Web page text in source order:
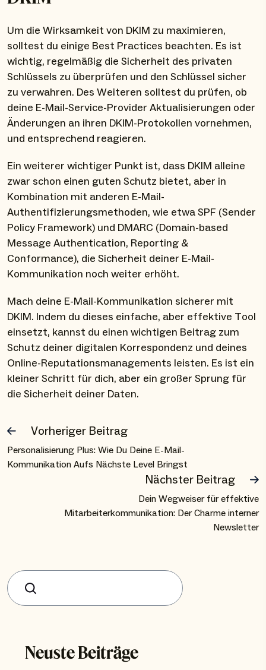
Um die Wirksamkeit von DKIM zu maximieren,
solltest du einige Best Practices beachten. Es ist
wichtig, regelmäßig die Sicherheit des privaten
Schlüssels zu überprüfen und den Schlüssel sicher
zu verwahren. Des Weiteren solltest du prüfen, ob
deine E-Mail-Service-Provider Aktualisierungen oder
Änderungen an ihren DKIM-Protokollen vornehmen,
und entsprechend reagieren.
Ein weiterer wichtiger Punkt ist, dass DKIM alleine
zwar schon einen guten Schutz bietet, aber in
Kombination mit anderen E-Mail-
Authentifizierungsmethoden, wie etwa SPF (Sender
Policy Framework) und DMARC (Domain-based
Message Authentication, Reporting &
Conformance), die Sicherheit deiner E-Mail-
Kommunikation noch weiter erhöht.
Mach deine E-Mail-Kommunikation sicherer mit
DKIM. Indem du dieses einfache, aber effektive Tool
einsetzt, kannst du einen wichtigen Beitrag zum
Schutz deiner digitalen Korrespondenz und deines
Online-Reputationsmanagements leisten. Es ist ein
kleiner Schritt für dich, aber ein großer Sprung für
die Sicherheit deiner Daten.
Vorheriger Beitrag
Personalisierung Plus: Wie Du Deine E-Mail-
Kommunikation Aufs Nächste Level Bringst
Nächster Beitrag
Dein Wegweiser für effektive
Mitarbeiterkommunikation: Der Charme interner
Newsletter
Suchen
Neuste Beiträge